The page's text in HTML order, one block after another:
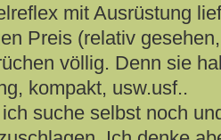
mit Ausrüstung
Preis (relativ
völlig. Denn sie
kompakt, usw.usf..
suche selbst noch